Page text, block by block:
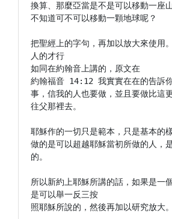
換算、那麼亞當是不是可以移動一座
不知道可不可以移動一顆地球呢？
把聖經上的字句，再加以放大來使用
人的才行
如同在約翰音上講的，原文在
約翰福音 14:12 我實實在在的告訴
事，信我的人也要做，並且要做比這
往父那裡去。
耶穌作的一切只是範本，只是基本的
做的是可以超越耶穌當初所做的人，
的。
所以新約上耶穌所講的話，如果是一
是可以舉一反三按
照耶穌所說的，然後再加以研究放大